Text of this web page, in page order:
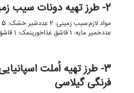
2- طرز تهیه دونات سیب زمینی
عددخمیر مایه: 1 قاشق غذاخورینمک: 1 قاشق غذاخوریارد: 2 …
3- طرز تهیه اُملت
فرنگی گیلاسی